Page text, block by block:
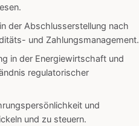
der Abschlusserstellung nach
und Zahlungsmanagement.
in der Energiewirtschaft und
regulatorischer
und
und zu steuern.